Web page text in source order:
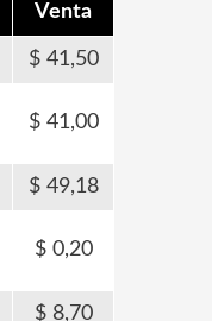
Venta
41,50
41,00
49,18
0,20
8,70